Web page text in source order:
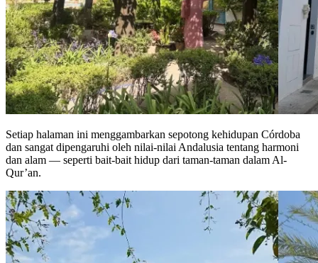
Setiap halaman ini menggambarkan sepotong kehidupan Córdoba
dan sangat dipengaruhi oleh nilai-nilai Andalusia tentang harmoni
dan alam — seperti bait-bait hidup dari taman-taman dalam Al-
Qur’an.